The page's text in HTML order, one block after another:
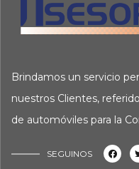
Brindamos un servicio
nuestros Clientes,
de automóviles para la
SEGUINOS